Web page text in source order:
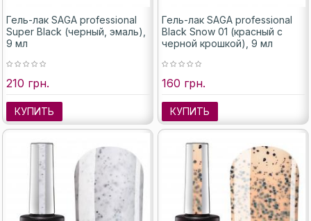
Гель-лак SAGA professional
Super Black (черный, эмаль),
9 мл
210 грн.
КУПИТЬ
Гель-лак SAGA professional
Black Snow 01 (красный с
черной крошкой), 9 мл
160 грн.
КУПИТЬ